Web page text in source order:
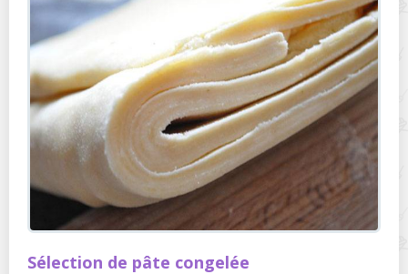
Sélection de pâte congelée